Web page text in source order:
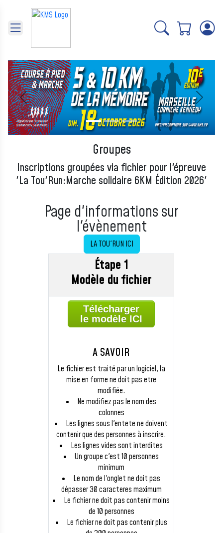
Précédent Suivant
Groupes
Inscriptions groupées via fichier pour l'épreuve
'La Tou'Run:Marche solidaire 6KM Édition 2026'
Page d'informations sur
l'évènement
LA TOU'RUN ICI
Étape 1
Modèle du fichier
Télécharger
le modèle ICI
A SAVOIR
Le fichier est traité par un logiciel, la
mise en forme ne doit pas etre
modifiée.
Ne modifiez pas le nom des
colonnes
Les lignes sous l'entete ne doivent
contenir que des personnes à inscrire.
Les lignes vides sont interdites
Un groupe c'est 10 personnes
minimum
Le nom de l'onglet ne doit pas
dépasser 30 caracteres maximum
Le fichier ne doit pas contenir moins
de 10 personnes
Le fichier ne doit pas contenir plus
Panneau de gestion des cookies